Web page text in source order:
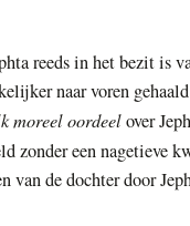
reeds in het bezit is
naar voren
moreel oordeelover
zonder een nagetieve
van de dochter door